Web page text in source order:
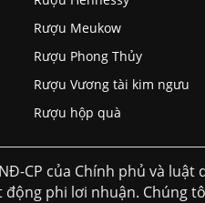
Rượu Meukow
Rượu Phong Thủy
Rượu Vương tài kim ngưu
Rượu hộp quà
CP của Chính phủ và
phi lơi nhuận. Chúng